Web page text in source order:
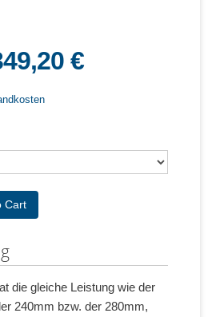
€
die gleiche Leistung wie der
240mm bzw. der 280mm,